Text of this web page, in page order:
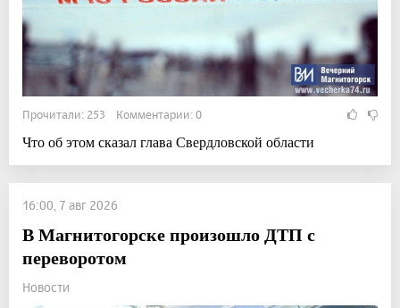
Прочитали: 253 Комментарии: 0
Что об этом сказал глава Свердловской области
16:00, 7 авг 2026
В Магнитогорске произошло ДТП с
переворотом
Новости